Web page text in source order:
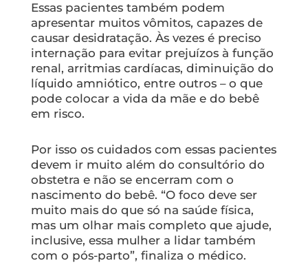
Essas pacientes também podem
apresentar muitos vômitos, capazes de
causar desidratação. Às vezes é preciso
internação para evitar prejuízos à função
renal, arritmias cardíacas, diminuição do
líquido amniótico, entre outros – o que
pode colocar a vida da mãe e do bebê
em risco.
Por isso os cuidados com essas pacientes
devem ir muito além do consultório do
obstetra e não se encerram com o
nascimento do bebê. “O foco deve ser
muito mais do que só na saúde física,
mas um olhar mais completo que ajude,
inclusive, essa mulher a lidar também
com o pós-parto”, finaliza o médico.